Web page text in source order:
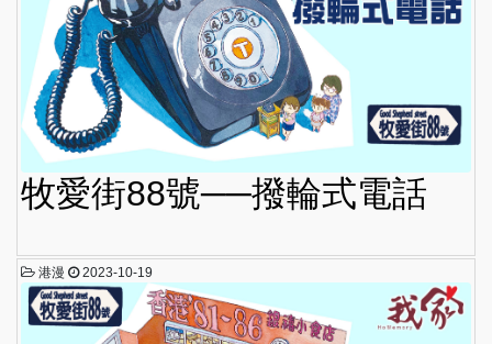
牧愛街88號──撥輪式電話
港漫 2023-10-19